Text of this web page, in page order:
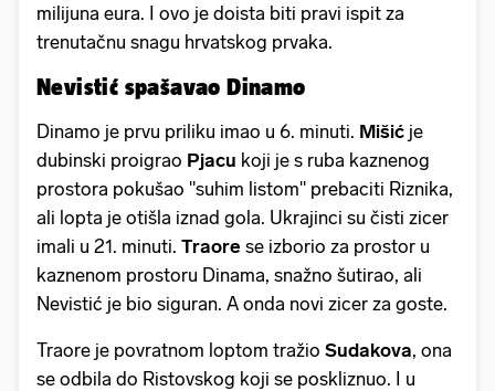
milijuna eura. I ovo je doista biti pravi ispit za
trenutačnu snagu hrvatskog prvaka.
Nevistić spašavao Dinamo
Dinamo je prvu priliku imao u 6. minuti. Mišić je
dubinski proigrao Pjacu koji je s ruba kaznenog
prostora pokušao "suhim listom" prebaciti Riznika,
ali lopta je otišla iznad gola. Ukrajinci su čisti zicer
imali u 21. minuti. Traore se izborio za prostor u
kaznenom prostoru Dinama, snažno šutirao, ali
Nevistić je bio siguran. A onda novi zicer za goste.
Traore je povratnom loptom tražio Sudakova, ona
se odbila do Ristovskog koji se poskliznuo. I u